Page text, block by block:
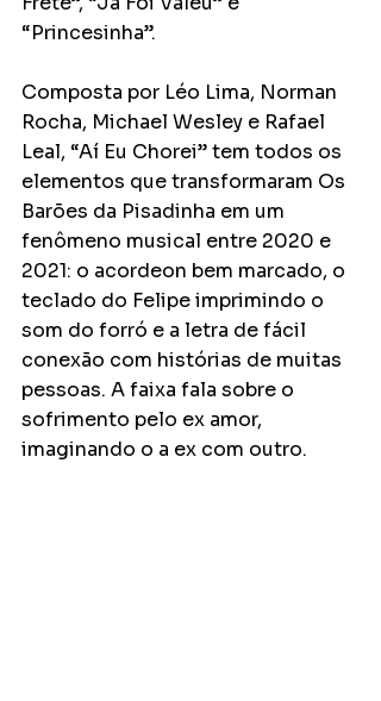
“Princesinha”.
Composta por Léo Lima, Norman
Rocha, Michael Wesley e Rafael
Leal, “Aí Eu Chorei” tem todos os
elementos que transformaram Os
Barões da Pisadinha em um
fenômeno musical entre 2020 e
2021: o acordeon bem marcado, o
teclado do Felipe imprimindo o
som do forró e a letra de fácil
conexão com histórias de muitas
pessoas. A faixa fala sobre o
sofrimento pelo ex amor,
imaginando o a ex com outro.